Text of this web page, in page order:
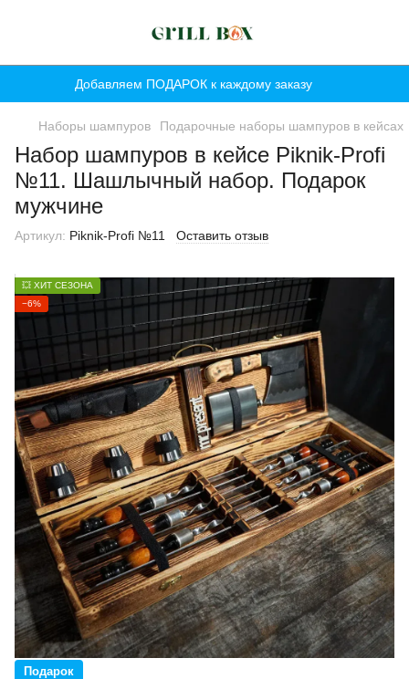
Добавляем ПОДАРОК к каждому заказу
Наборы шампуров Подарочные наборы шампуров в кейсах
Набор шампуров в кейсе Piknik-Profi
№11. Шашлычный набор. Подарок
мужчине
Артикул: Piknik-Profi №11 Оставить отзыв
💥 ХИТ СЕЗОНА
−6%
Подарок